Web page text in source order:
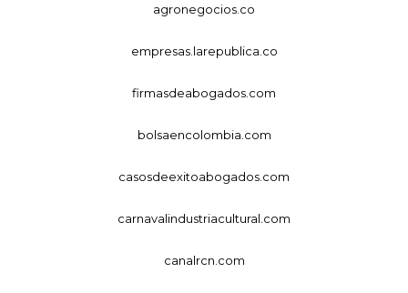
agronegocios.co
empresas.larepublica.co
firmasdeabogados.com
bolsaencolombia.com
casosdeexitoabogados.com
carnavalindustriacultural.com
canalrcn.com